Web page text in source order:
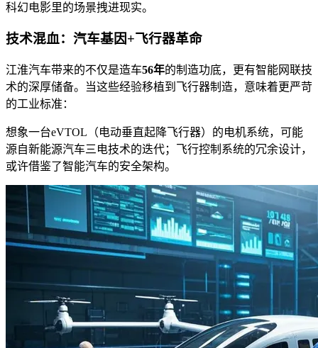
科幻电影里的场景拽进现实。
技术混血：汽车基因+飞行器革命
江淮汽车带来的不仅是造车56年的制造功底，更有智能网联技
术的深厚储备。当这些经验移植到飞行器制造，意味着更严苛
的工业标准：
想象一台eVTOL（电动垂直起降飞行器）的电机系统，可能
源自新能源汽车三电技术的迭代；飞行控制系统的冗余设计，
或许借鉴了智能汽车的安全架构。